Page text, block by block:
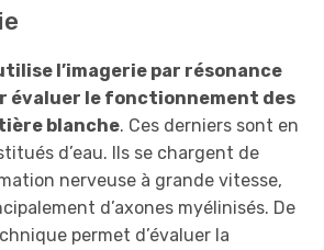
l’imagerie par résonance
évaluer le fonctionnement des
blanche. Ces derniers sont en
d’eau. Ils se chargent de
nerveuse à grande vitesse,
d’axones myélinisés. De
permet d’évaluer la